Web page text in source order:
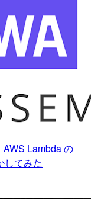
AWS Lambda の
してみた